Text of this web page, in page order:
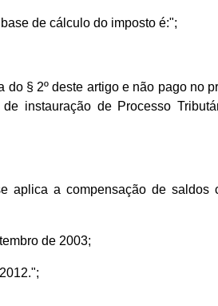
de cálculo do imposto é:";
§ 2º deste artigo e não pago no
instauração de Processo
aplica a compensação de
de 2003;